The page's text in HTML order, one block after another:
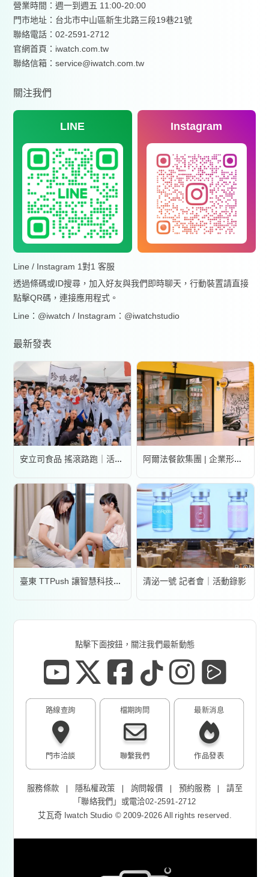
營業時間：週一到週五 11:00-20:00
門市地址：台北市中山區新生北路三段19巷21號
聯絡電話：02-2591-2712
官網首頁： iwatch.com.tw
聯絡信箱：service@iwatch.com.tw
關注我們
LINE Instagram
Line / Instagram 1對1 客服
透過條碼或ID搜尋，加入好友與我們即時聊天，行動裝置請直接
點擊QR碼，連接應用程式。
Line：@iwatch / Instagram：@iwatchstudio
最新發表
安立司食品 搖滾路跑｜活動錄影 阿爾法餐飲集團 | 企業形象宣傳片
臺東 TTPush 讓智慧科技更有溫度 | 形象影片 清泌一號 記者會｜活動錄影
點擊下面按鈕，關注我們最新動態
路線查詢
門市洽談
最新消息
作品發表
檔期詢問
聯繫我們
服務條款 ❘ 隱私權政策 ❘詢問報價 ❘預約服務 ❘請至
「聯絡我們 」或電洽02-2591-2712
艾瓦奇 Iwatch Studio © 2009-2026 All rights reserved.